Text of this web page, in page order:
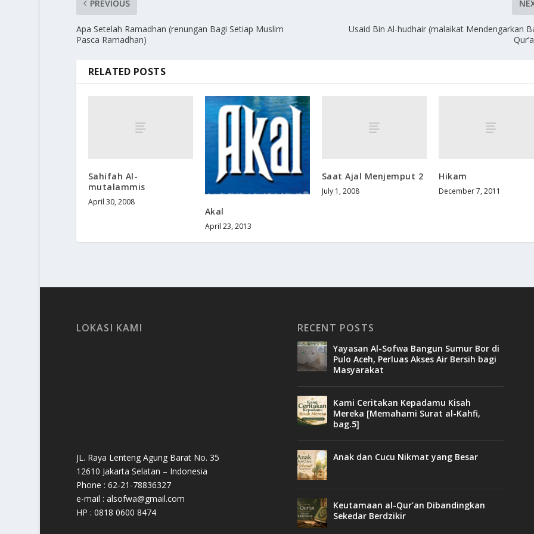
PREVIOUS
Apa Setelah Ramadhan (renungan Bagi Setiap Muslim
Pasca Ramadhan)
Usaid Bin Al-hudhair (malaikat Mendengarkan
RELATED POSTS
Sahifah Al-
mutalammis
April 30, 2008
Akal
April 23, 2013
Saat Ajal Menjemput 2
July 1, 2008
Hikam
December 7, 2011
LOKASI KAMI
JL. Raya Lenteng Agung Barat No. 35
12610 Jakarta Selatan – Indonesia
Phone : 62-21-78836327
e-mail : alsofwa@gmail.com
HP : 0818 0600 8474
RECENT POSTS
Yayasan Al-Sofwa Bangun Sumur Bor di
Pulo Aceh, Perluas Akses Air Bersih bagi
Masyarakat
Kami Ceritakan Kepadamu Kisah
Mereka [Memahami Surat al-Kahfi,
bag.5]
Anak dan Cucu Nikmat yang Besar
Keutamaan al-Qur’an Dibandingkan
Sekedar Berdzikir